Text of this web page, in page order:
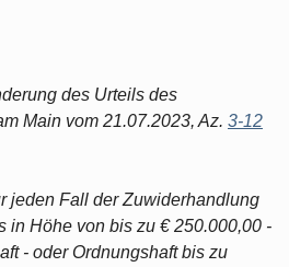
des Urteils des
Main vom 21.07.2023, Az. 3-12
jeden Fall der Zuwiderhandlung
in Höhe von bis zu € 250.000,00 -
- oder Ordnungshaft bis zu